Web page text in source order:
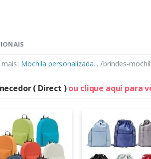
Mochila personalizada... /brindes-
( Direct )ou clique aqui para